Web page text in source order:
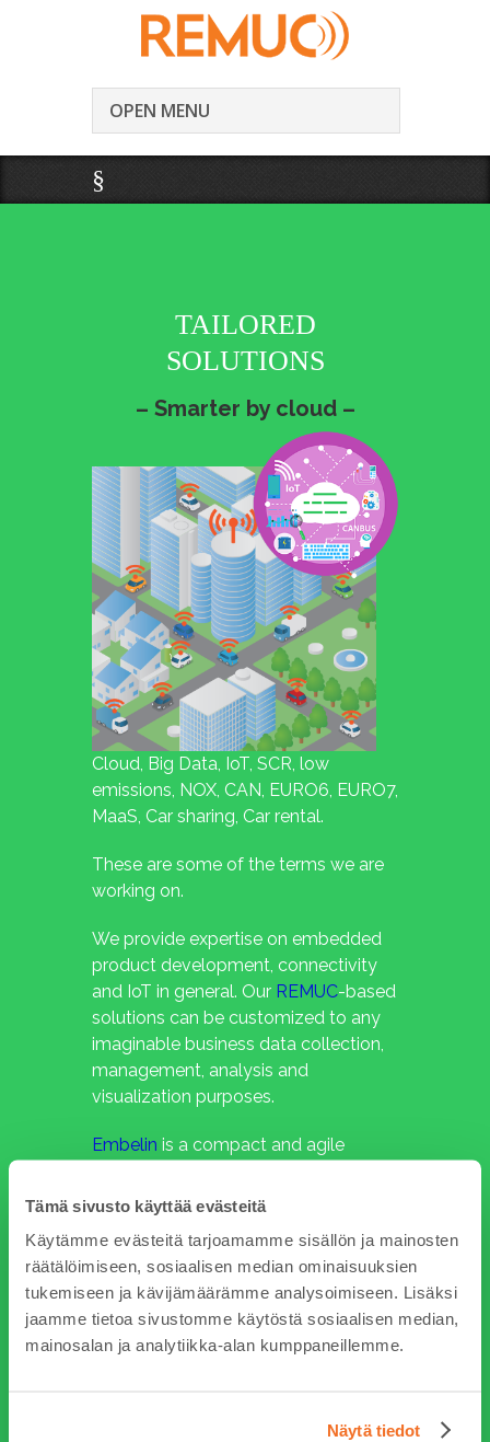
Tämä sivusto käyttää evästeitä
Käytämme evästeitä tarjoamamme sisällön ja mainosten
räätälöimiseen, sosiaalisen median ominaisuuksien
tukemiseen ja kävijämäärämme analysoimiseen. Lisäksi
jaamme tietoa sivustomme käytöstä sosiaalisen median,
mainosalan ja analytiikka-alan kumppaneillemme.
Näytä tiedot
OPEN MENU
§
TAILORED
SOLUTIONS
– Smarter by cloud –
Cloud, Big Data, IoT, SCR, low
emissions, NOX, CAN, EURO6, EURO7,
MaaS, Car sharing, Car rental.
These are some of the terms we are
working on.
We provide expertise on embedded
product development, connectivity
and IoT in general. Our REMUC-based
solutions can be customized to any
imaginable business data collection,
management, analysis and
visualization purposes.
Embelin is a compact and agile
Oulu, Finland. We’ve been in the IoT
M2M connectivity and embedded
systems.